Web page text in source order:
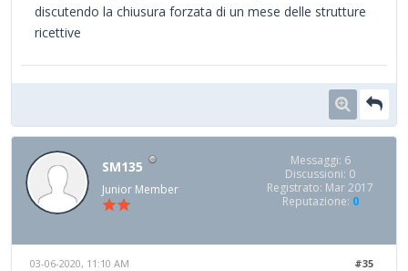
discutendo la chiusura forzata di un mese delle strutture
ricettive
SM135
Junior Member
Messaggi: 6
Discussioni: 0
Registrato: Mar 2017
Reputazione: 0
#35
03-06-2020, 11:10 AM